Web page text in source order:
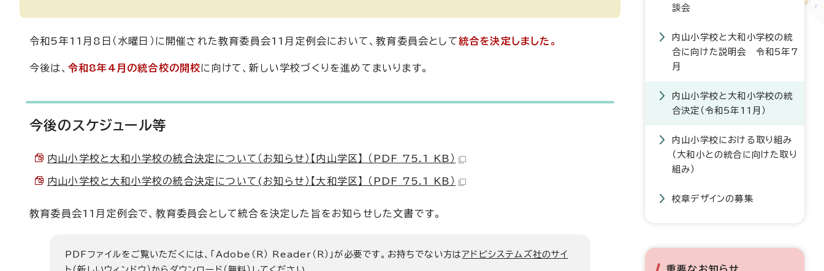
令和5年11月8日（水曜日）に開催された教育委員会11月定例会において、教育委員会として統合を決定しました。
今後は、 令和8年4月の統合校の開校に向けて、新しい学校づくりを進めてまいります。
今後のスケジュール等
内山小学校と大和小学校の統合決定について（お知らせ）【内山学区】 （PDF 75.1 KB）
内山小学校と大和小学校の統合決定について(お知らせ）【大和学区】 （PDF 75.1 KB）
教育委員会11月定例会で、教育委員会として統合を決定した旨をお知らせした文書です。
PDFファイルをご覧いただくには、「Adobe（R） Reader（R）」が必要です。お持ちでない方はアドビシステムズ社のサイ
談会
内山小学校と大和小学校の統
合に向けた説明会 令和5年7
月
内山小学校と大和小学校の統
合決定（令和5年11月）
内山小学校における取り組み
（大和小との統合に向けた取り
組み）
校章デザインの募集